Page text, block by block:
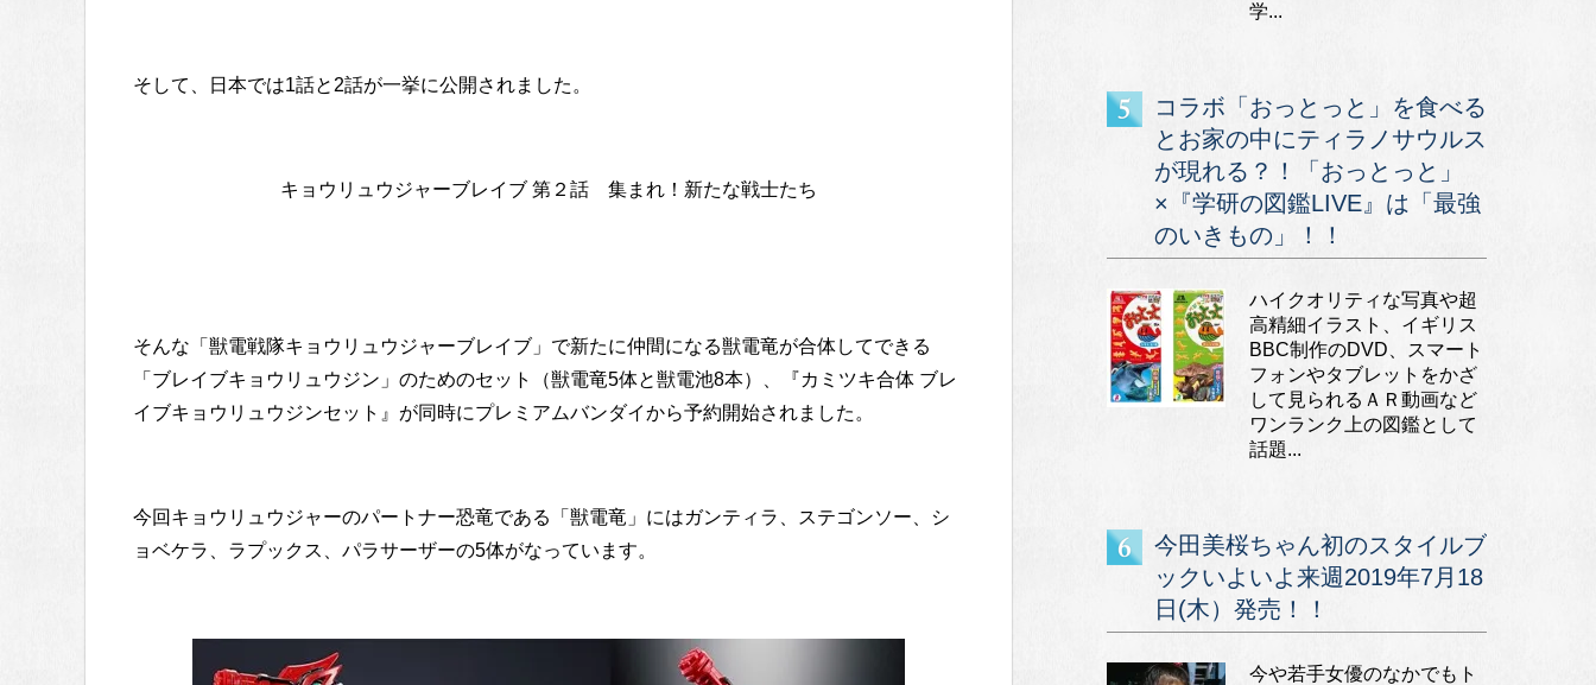
そして、日本では1話と2話が一挙に公開されました。
キョウリュウジャーブレイブ 第２話 集まれ！新たな戦士たち
そんな「獣電戦隊キョウリュウジャーブレイブ」で新たに仲間になる獣電竜が合体してできる
「ブレイブキョウリュウジン」のためのセット（獣電竜5体と獣電池8本）、『カミツキ合体 ブレ
イブキョウリュウジンセット』が同時にプレミアムバンダイから予約開始されました。
今回キョウリュウジャーのパートナー恐竜である「獣電竜」にはガンティラ、ステゴンソー、シ
ョベケラ、ラプックス、パラサーザーの5体がなっています。
学...
コラボ「おっとっと」を食べる
とお家の中にティラノサウルス
が現れる？！「おっとっと」
×『学研の図鑑LIVE』は「最強
のいきもの」！！
ハイクオリティな写真や超
高精細イラスト、イギリス
BBC制作のDVD、スマート
フォンやタブレットをかざ
して見られるＡＲ動画など
ワンランク上の図鑑として
話題...
今田美桜ちゃん初のスタイルブ
ックいよいよ来週2019年7月18
日(木）発売！！
今や若手女優のなかでもト